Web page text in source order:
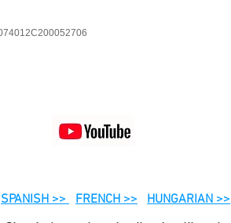
SPANISH >> FRENCH >> HUNGARIAN >>